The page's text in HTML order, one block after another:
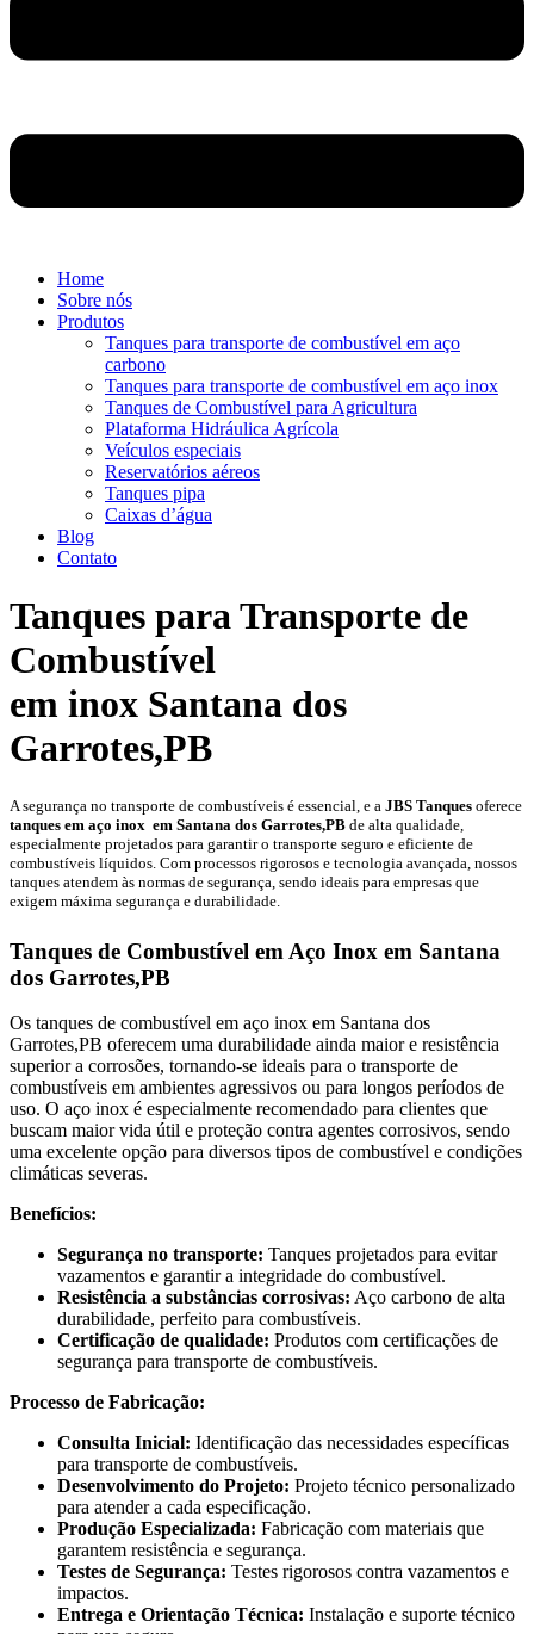
Home
Sobre nós
Produtos
Tanques para transporte de combustível em aço
carbono
Tanques para transporte de combustível em aço inox
Tanques de Combustível para Agricultura
Plataforma Hidráulica Agrícola
Veículos especiais
Reservatórios aéreos
Tanques pipa
Caixas d’água
Blog
Contato
Tanques para Transporte de
Combustível
em inox Santana dos
Garrotes,PB
A segurança no transporte de combustíveis é essencial, e a JBS Tanques oferece
tanques em aço inox em Santana dos Garrotes,PB de alta qualidade,
especialmente projetados para garantir o transporte seguro e eficiente de
combustíveis líquidos. Com processos rigorosos e tecnologia avançada, nossos
tanques atendem às normas de segurança, sendo ideais para empresas que
exigem máxima segurança e durabilidade.
Tanques de Combustível em Aço Inox em Santana
dos Garrotes,PB
Os tanques de combustível em aço inox em Santana dos
Garrotes,PB oferecem uma durabilidade ainda maior e resistência
superior a corrosões, tornando-se ideais para o transporte de
combustíveis em ambientes agressivos ou para longos períodos de
uso. O aço inox é especialmente recomendado para clientes que
buscam maior vida útil e proteção contra agentes corrosivos, sendo
uma excelente opção para diversos tipos de combustível e condições
climáticas severas.
Benefícios:
Segurança no transporte: Tanques projetados para evitar
vazamentos e garantir a integridade do combustível.
Resistência a substâncias corrosivas: Aço carbono de alta
durabilidade, perfeito para combustíveis.
Certificação de qualidade: Produtos com certificações de
segurança para transporte de combustíveis.
Processo de Fabricação:
Consulta Inicial: Identificação das necessidades específicas
para transporte de combustíveis.
Desenvolvimento do Projeto: Projeto técnico personalizado
para atender a cada especificação.
Produção Especializada: Fabricação com materiais que
garantem resistência e segurança.
Testes de Segurança: Testes rigorosos contra vazamentos e
impactos.
Entrega e Orientação Técnica: Instalação e suporte técnico